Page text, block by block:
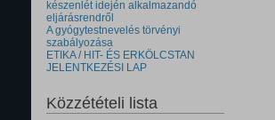
készenlét idején alkalmazandó
eljárásrendről
A gyógytestnevelés törvényi
szabályozása
ETIKA / HIT- ÉS ERKÖLCSTAN
JELENTKEZÉSI LAP
Közzétételi lista